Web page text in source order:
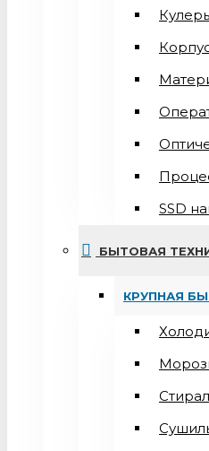
SSD
БЫТОВАЯ
КРУПНАЯ